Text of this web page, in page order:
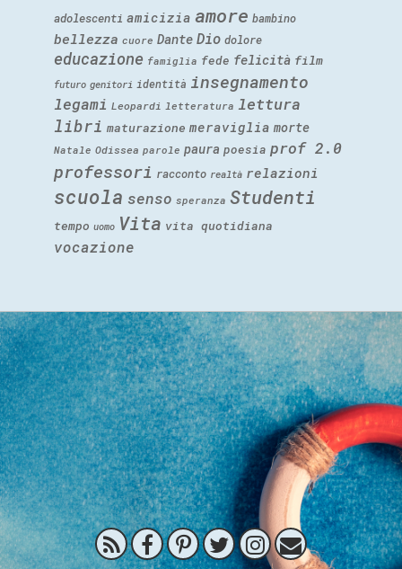
adolescenti amicizia amore bambino
bellezza cuore Dante Dio dolore
educazione famiglia fede felicità film
futuro genitori identità insegnamento
legami Leopardi letteratura lettura
libri maturazione meraviglia morte
Natale Odissea parole paura poesia prof 2.0
professori racconto realtà relazioni
scuola senso speranza Studenti
tempo uomo Vita vita quotidiana
vocazione